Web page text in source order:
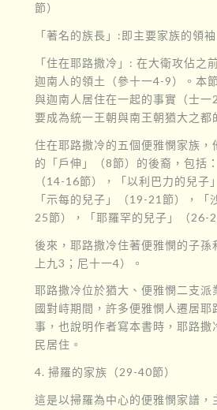
節）
「著名的族長」:即主要家族的領袖
「住在耶路撒冷」: 在大衛攻佔之
迦南人的領土（參十一4-9）。本
與迦南人居住在一起的事實（士
要成為統一王朝與南王朝猶大之都
住在耶路撒冷的五個便雅憫家族，
的「戶伸」（8節）的後裔，包括
（14-16節），「以利巴力的兒子
「示每的兒子」（19-21節），「
25節），「耶羅罕的兒子」（26-
後來，耶路撒冷住著便雅憫的子孫
上九3；尼十一4）。
耶路撒冷位於猶大、便雅憫二支派
國對峙期間，許多便雅憫人遷居耶
事，也說明作者寫本書時，耶路撒
民居住。
4. 掃羅的家族（29-40節）
這是以掃羅為中心的便雅憫家譜，